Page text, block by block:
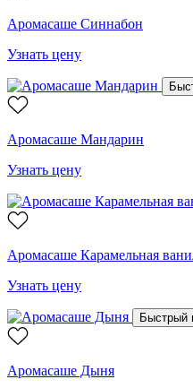
Аромасаше Синнабон
Узнать цену
Аромасаше Мандарин
Узнать цену
Аромасаше Карамельная
Узнать цену
Быстрый
Аромасаше Дыня